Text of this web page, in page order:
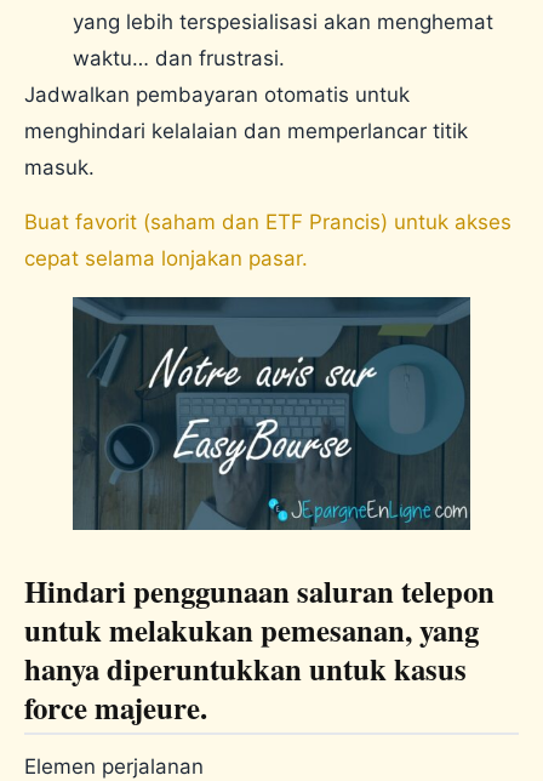
yang lebih terspesialisasi akan menghemat
waktu… dan frustrasi.
Jadwalkan pembayaran otomatis untuk
menghindari kelalaian dan memperlancar titik
masuk.
Buat favorit (saham dan ETF Prancis) untuk akses
cepat selama lonjakan pasar.
Hindari penggunaan saluran telepon
untuk melakukan pemesanan, yang
hanya diperuntukkan untuk kasus
force majeure.
Elemen perjalanan